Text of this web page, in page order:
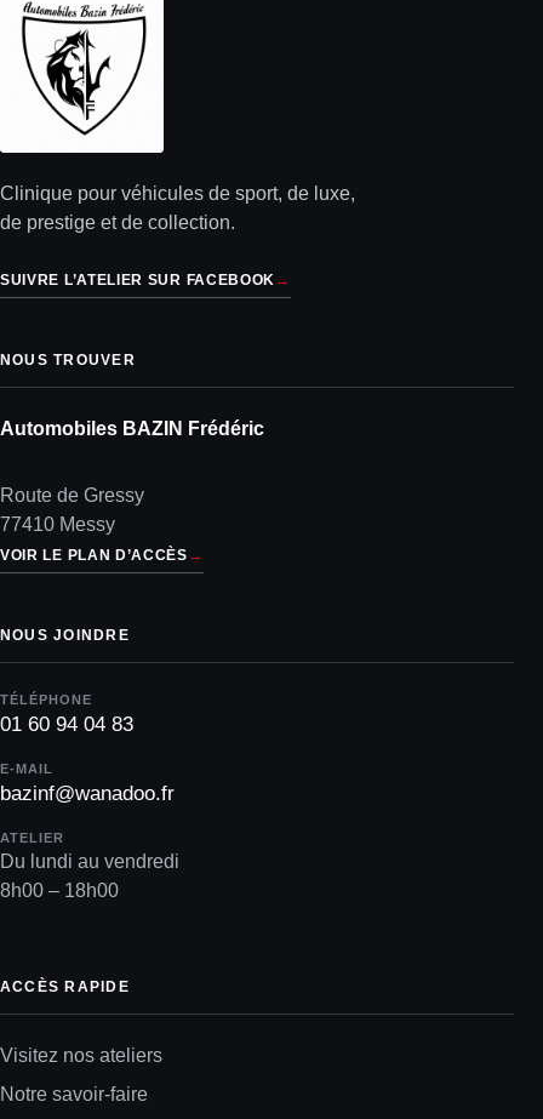
Clinique pour véhicules de sport, de luxe,
de prestige et de collection.
SUIVRE L’ATELIER SUR FACEBOOK →
NOUS TROUVER
Automobiles BAZIN Frédéric
Route de Gressy
77410 Messy
VOIR LE PLAN D’ACCÈS →
NOUS JOINDRE
TÉLÉPHONE
01 60 94 04 83
E-MAIL
bazinf@wanadoo.fr
ATELIER
Du lundi au vendredi
8h00 – 18h00
ACCÈS RAPIDE
Visitez nos ateliers
Notre savoir-faire